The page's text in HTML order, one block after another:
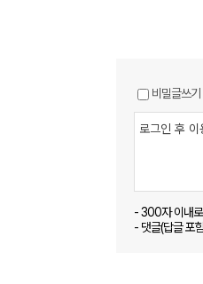
비밀글쓰기
- 300자 이내
- 댓글(답글 포